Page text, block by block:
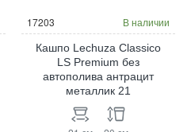
17203 В наличии
Кашпо Lechuza Classico
LS Premium без
автополива антрацит
металлик 21